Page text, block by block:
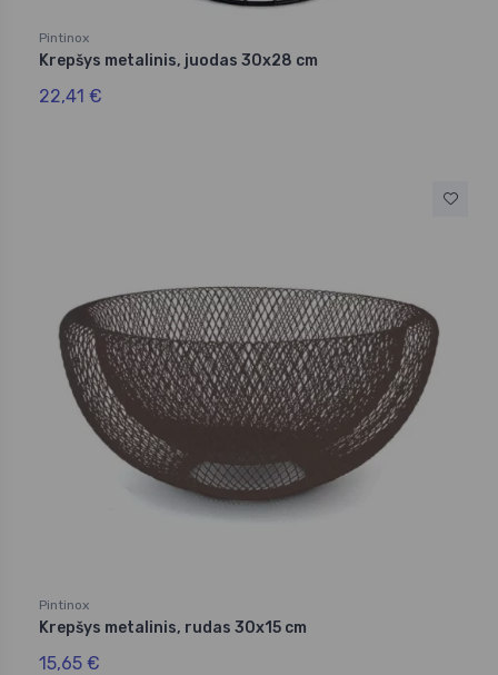
Pintinox
Krepšys metalinis, juodas 30x28 cm
22,41 €
Pintinox
Krepšys metalinis, rudas 30x15 cm
15,65 €